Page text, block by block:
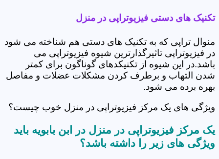
تکنیک های دستی فیزیوتراپی در منزل
منوال تراپی که به تکنیک های دستی هم شناخته می شود
در فیزیوتراپی تاثیرگذارترین شیوه فیزیوتراپی می
باشد.در این شیوه از تکنیکدهای گوناگون برای کمتر
شدن التهاب و برطرف کردن مشکلات عضلات و مفاصل
بهره برده می شود.
ویژگی های یک مرکز فیزیوتراپی در منزل خوب چیست؟
یک مرکز فیزیوتراپی در منزل در ابن بابویه باید
ویژگی های زیر را داشته باشد؟